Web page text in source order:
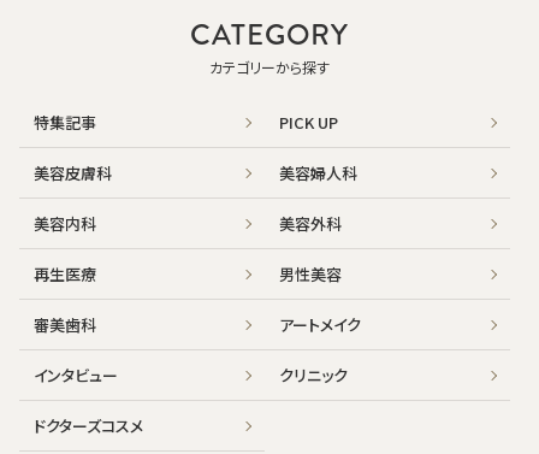
CATEGORY
カテゴリーから探す
特集記事 PICK UP
美容皮膚科 美容婦人科
美容内科 美容外科
再生医療 男性美容
審美歯科 アートメイク
インタビュー クリニック
ドクターズコスメ